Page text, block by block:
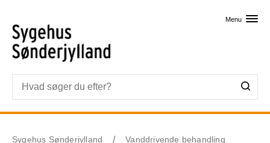
Menu
Sygehus Sønderjylland Vanddrivende behandling